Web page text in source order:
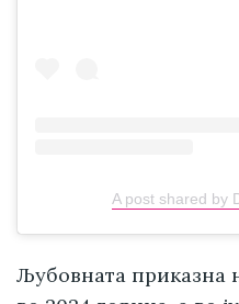
A post shared by
Љубовната приказна